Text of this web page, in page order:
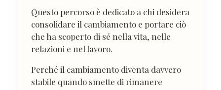
Questo percorso è dedicato a chi desidera
consolidare il cambiamento e portare ciò
che ha scoperto di sé nella vita, nelle
relazioni e nel lavoro.
Perché il cambiamento diventa davvero
stabile quando smette di rimanere